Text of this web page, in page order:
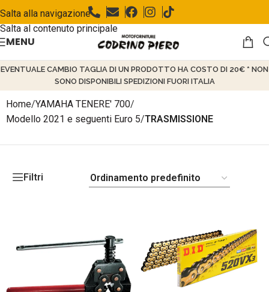
Salta alla navigazione
Salta al contenuto principale
MENU
EVENTUALE CAMBIO TAGLIA DI UN PRODOTTO HA COSTO DI 20€ * NON
SONO DISPONIBILI SPEDIZIONI FUORI ITALIA
Home/YAMAHA TENERE' 700/
Modello 2021 e seguenti Euro 5/TRASMISSIONE
Filtri